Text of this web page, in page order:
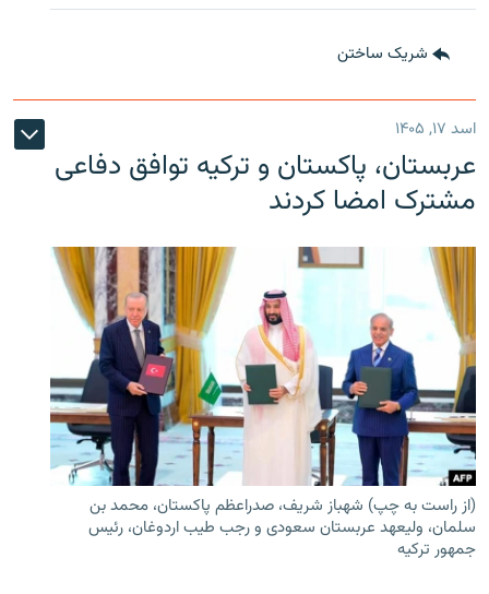
شریک ساختن
اسد ۱۷, ۱۴۰۵
عربستان، پاکستان و ترکیه توافق دفاعی
مشترک امضا کردند
(از راست به چپ) شهباز شریف، صدراعظم پاکستان، محمد بن
سلمان، ولیعهد عربستان سعودی و رجب طیب اردوغان، رئیس
جمهور ترکیه